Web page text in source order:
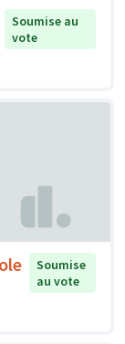
Soumise au
vote
Soumise
au vote